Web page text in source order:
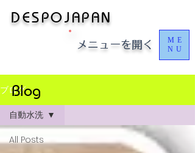
​​​​DESPOJAPAN
​メニューを開く
ME
NU
ブログ
All Posts
自動水洗
Blog